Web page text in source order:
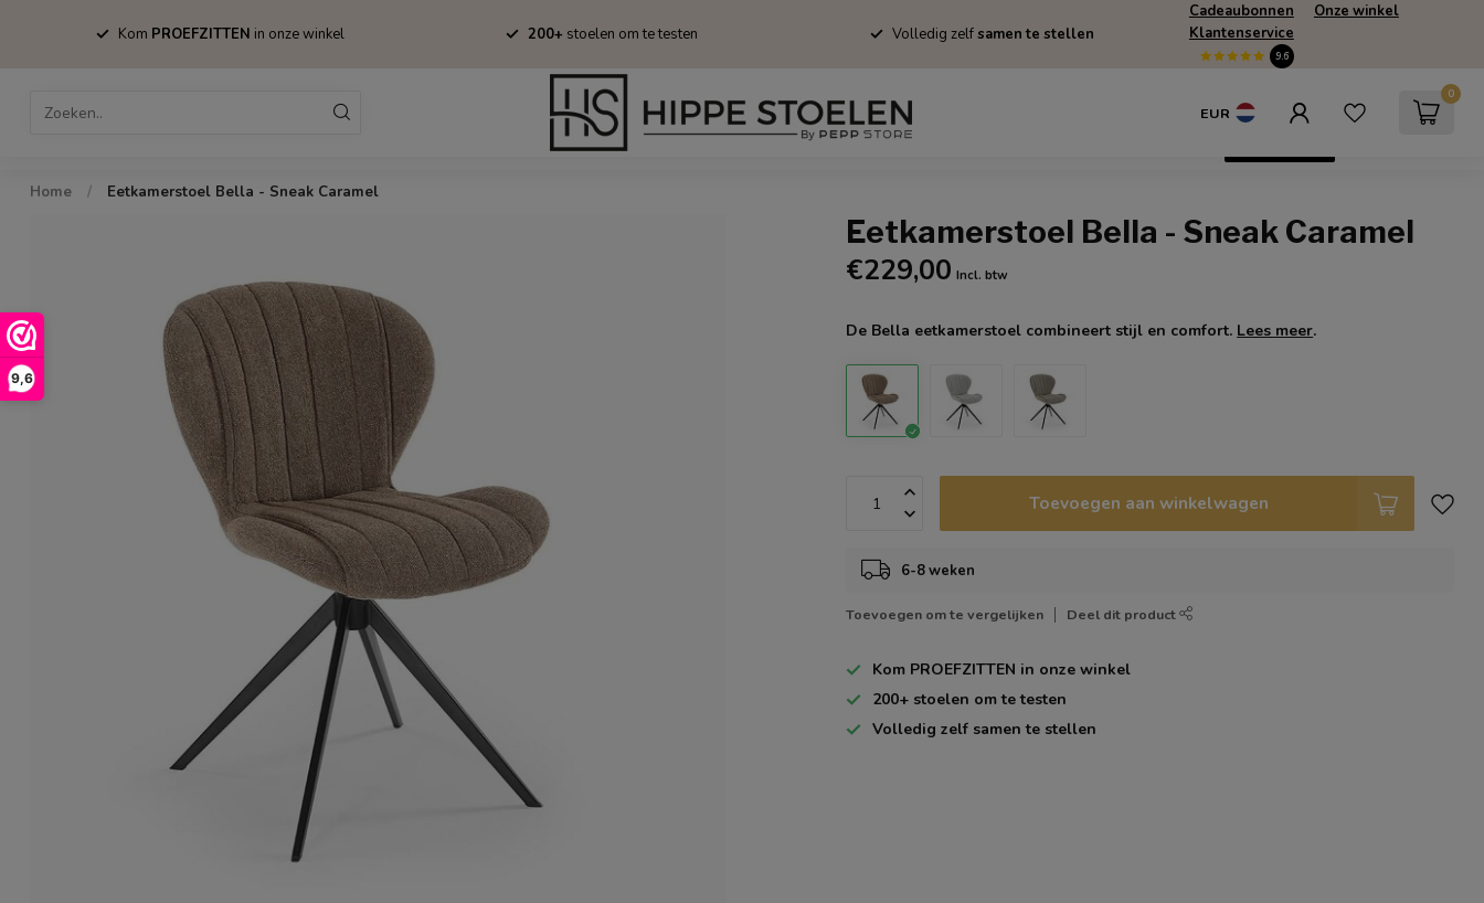
9,6
Kom PROEFZITTEN in onze winkel 200+ stoelen om te testen Volledig zelfsamen te stellen
Cadeaubonnen
Onze winkel
Klantenservice
9.6
EUR
0
Barkrukken Fauteuils Stofstalen
Home / Eetkamerstoel Bella - Sneak Caramel
Eetkamerstoel Bella - Sneak Caramel
€229,00 Incl. btw
De Bella eetkamerstoel combineert stijl en comfort. Lees meer.
Toevoegen aan winkelwagen
6-8 weken
Toevoegen om te vergelijken Deel dit product
Kom PROEFZITTEN in onze winkel
200+ stoelen om te testen
Volledig zelf samen te stellen